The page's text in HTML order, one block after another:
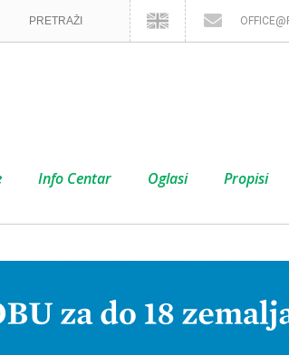
Info Centar Oglasi Propisi